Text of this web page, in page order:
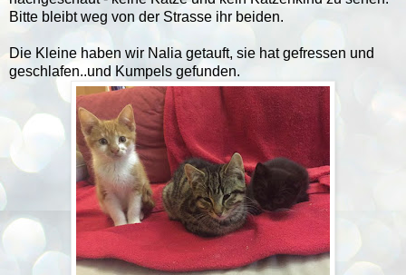
Bitte bleibt weg von der Strasse ihr beiden.
Die Kleine haben wir Nalia getauft, sie hat gefressen und
geschlafen..und Kumpels gefunden.